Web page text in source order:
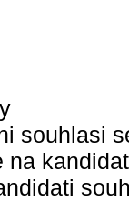
souhlasi
na